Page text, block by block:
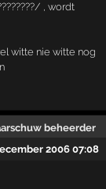
, wordt
witte nie witte nog
2006 07:08